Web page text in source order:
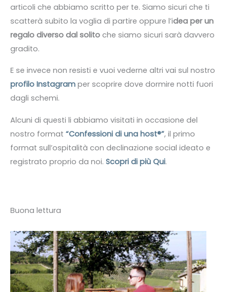
articoli che abbiamo scritto per te. Siamo sicuri che ti
scatterà subito la voglia di partire oppure l’idea per un
regalo diverso dal solito che siamo sicuri sarà davvero
gradito.
E se invece non resisti e vuoi vederne altri vai sul nostro
profilo Instagram per scoprire dove dormire notti fuori
dagli schemi.
Alcuni di questi li abbiamo visitati in occasione del
nostro format “Confessioni di una host®”, il primo
format sull’ospitalità con declinazione social ideato e
registrato proprio da noi. Scopri di più Qui.
Buona lettura